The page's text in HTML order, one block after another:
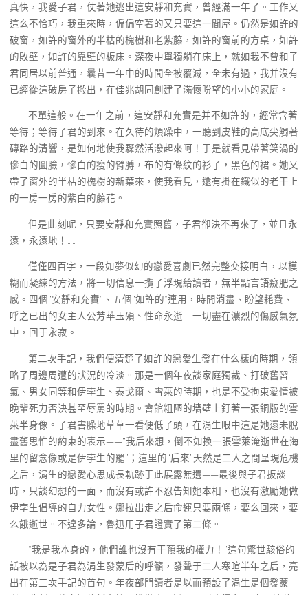
真快，我愛子君，仗著她逃出這安靜和充實，曾經滿一年了。工作又
這么不恰巧，我重來時，偏偏空著的又只要這一間屋。仍然是如許的
破窗，如許的窗外的半枯的槐樹和老紫藤，如許的窗前的方桌，如許
的敗壁，如許的靠壁的板床。深夜中單獨躺在床上，就如我不曾和子
君同居以前普通，曩昔一年中的時間全被覆滅，全未有過，我并沒有
已經從這破房子搬出，在佳兆胡同創建了滿懷盼望的小小的家庭。
不單這般。在一年之前，這安靜和充實是并不如許的，經常含著
等待；等待子君的到來。在久待的煩躁中，一聽到皮鞋的高底尖觸著
磚路的清響，是如何地使我驟然活潑起來呵！于是就看見帶著笑渦的
慘白的圓臉，慘白的瘦的臂膊，布的有條紋的衫子，黑色的裙。她又
帶了窗外的半枯的槐樹的新葉來，使我看見，還有掛在鐵似的老干上
的一房一房的紫白的藤花。
但是此刻呢，只要安靜和充實照舊，子君卻決不再來了，並且永
遠，永遠地！……
僅僅四百字，一段如夢似幻的戀愛喜劇已然完整交接明白，以模
糊而凝練的方法，將一切信息一攬子浮現給讀者，無半點言語癡肥之
感。四個“安靜和充實”、五個“如許的”連用，時間消盡、盼望耗費、
呼之已出的女主人公芳華玉殞、性命永逝……一切盡在濃烈的傷感氣氛
中，回于永寂。
第二次手記，我們便清楚了如許的戀愛生發在什么樣的時期，領
略了周邊周遭的狀況的冷淡。那是一個年夜談家庭獨裁、打破舊習
氣、男女同等和伊孛生、泰戈爾、雪萊的時期，也是不受拘束愛情被
晚輩死力否決甚至辱罵的時期。會館粗陋的墻壁上釘著一張銅版的雪
萊半身像。子君害臊地草草一看便低了頭，在涓生眼中這是她還未脫
盡舊思惟的約束的表示——“我后來想，倒不如換一張雪萊淹逝世在海
里的留念像或是伊孛生的罷”；這里的“后來”天然是二人之間呈現危機
之后，涓生的戀愛心思成長軌跡于此展露無遺——最後與子君扳談
時，只談幻想的一面，而沒有或許不忍告知她本相，也沒有激勵她做
伊孛生倡導的自力女性。娜拉出走之后命運只要兩條，要么回來，要
么餓逝世。不遑多論，魯迅用子君證實了第二條。
“我是我本身的，他們誰也沒有干預我的權力！”這句驚世駭俗的
話被以為是子君為涓生發蒙后的呼籲，發聲于二人寒暄半年之后，亮
出在第三次手記的首句。年夜部門讀者是以而預設了涓生是個發蒙